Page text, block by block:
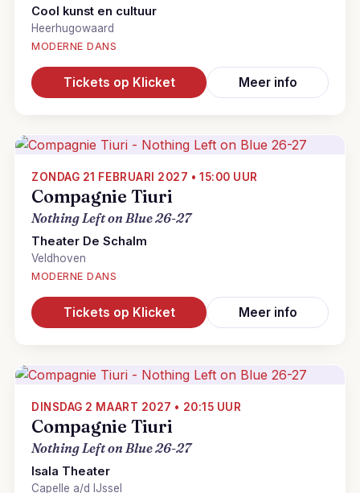
Cool kunst en cultuur
Heerhugowaard
MODERNE DANS
Tickets op Klicket Meer info
ZONDAG 21 FEBRUARI 2027 • 15:00 UUR
Compagnie Tiuri
Nothing Left on Blue 26-27
Theater De Schalm
Veldhoven
MODERNE DANS
Tickets op Klicket Meer info
DINSDAG 2 MAART 2027 • 20:15 UUR
Compagnie Tiuri
Nothing Left on Blue 26-27
Isala Theater
Capelle a/d IJssel